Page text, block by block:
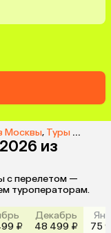
Москвы, Туры на Розу Хутор из Москвы
из
с перелетом —
туроператорам.
₽
Декабрь
48 499 ₽
75